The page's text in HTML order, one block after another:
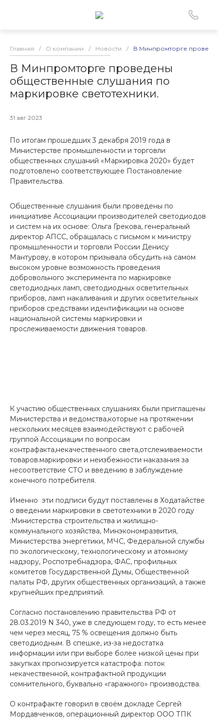
Главная / О компании / Новости / В Минпромторге
В Минпромторге проведены
общественные слушания по
маркировке светотехники.
31 авг 2023
По итогам прошедших 3 декабря 2019 года в
Министерстве промышленности и торговли
общественных слушаний «Маркировка 2020» будет
подготовлено соответствующее Постановление
Правительства.
Общественные слушания были проведены по
инициативе Ассоциации производителей светодиодов
и систем на их основе: Ольга Грекова, генеральный
директор АПСС, обращалась с письмом к министру
промышленности и торговли России Денису
Мантурову, в котором призывала обсудить на самом
высоком уровне возможность проведения
добровольного эксперимента по маркировке
светодиодных ламп, светодиодных осветительных
приборов, ламп накаливания и других осветительных
приборов средствами идентификации на основе
национальной системы маркировки и
прослеживаемости движения товаров.
К участию общественных слушаниях были приглашены
Министерства и ведомства,которые на протяжении
нескольких месяцев взаимодействуют с рабочей
группой Ассоциации по вопросам
контрафакта,некачественного света,отслеживаемости
товаров.маркировки и неизбежности наказания за
несоответствие СТО и введению в заблуждение
конечного потребителя.
Именно эти подписи будут поставлены в Ходатайстве
о введении маркировки в светотехники в 2020 году
:Министерства строительства и жилищно-
коммунального хозяйства, Минэкономразвития,
Министерства энергетики, МЧС, Федеральной службы
по экологическому, технологическому и атомному
надзору, Роспотребнадзора, ФАС, профильных
комитетов Государственной Думы, Общественной
палаты РФ, других общественных организаций, а также
крупнейших предприятий.
Согласно постановлению правительства РФ от
28.03.2019 N 340, уже в следующем году, то есть менее
чем через месяц, 75 % освещения должно быть
светодиодным. В спешке, из-за недостатка
информации или при выборе более низкой цены при
закупках прогнозируется катастрофа: поток
некачественной, контрафактной продукции
сомнительного, буквально «гаражного» производства.
О контрафакте говорил в своём докладе Сергей
Мордавченков, операционный директор ООО ТПК